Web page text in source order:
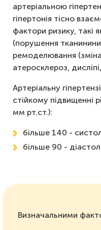
артеріальною
гіпертонія тісно
фактори ризику, такі
(порушення
ремоделювання
атеросклероз,
Артеріальну
стійкому підвищенні
мм рт.ст.):
більше 140 -
більше 90 -
Визначальними